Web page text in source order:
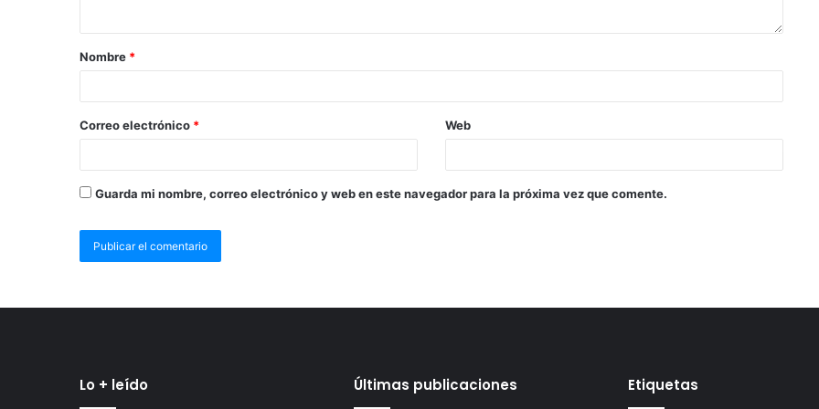
Nombre *
Correo electrónico * Web
Guarda mi nombre, correo electrónico y web en este navegador para la próxima vez que comente.
Lo + leído Últimas publicaciones Etiquetas